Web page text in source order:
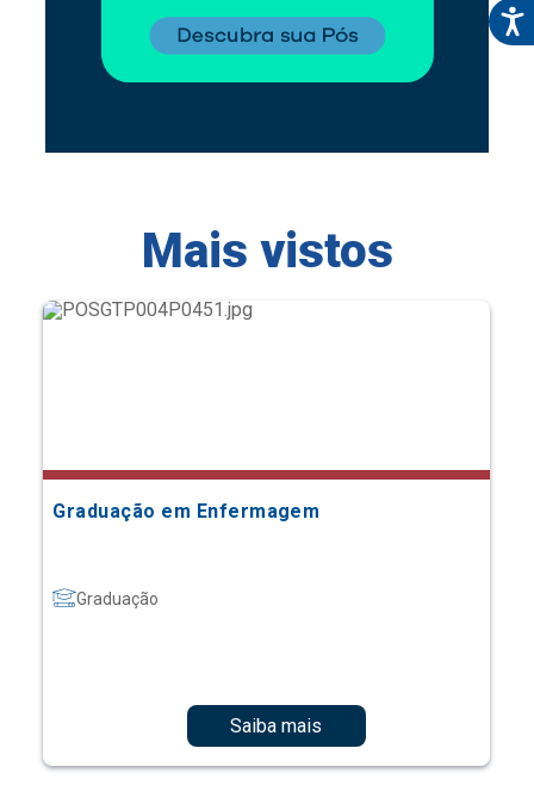
Mais vistos
Graduação em Enfermagem
Graduação
Saiba mais